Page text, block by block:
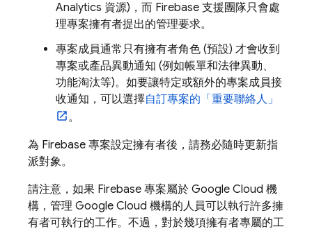
Analytics 資源)，而 Firebase 支援團隊只會處
理專案擁有者提出的管理要求。
專案成員通常只有擁有者角色 (預設) 才會收到
專案或產品異動通知 (例如帳單和法律異動、
功能淘汰等)。如要讓特定或額外的專案成員接
收通知，可以選擇自訂專案的「重要聯絡人」
。
為 Firebase 專案設定擁有者後，請務必隨時更新指
派對象。
請注意，如果 Firebase 專案屬於 Google Cloud 機
構，管理 Google Cloud 機構的人員可以執行許多擁
有者可執行的工作。不過，對於幾項擁有者專屬的工